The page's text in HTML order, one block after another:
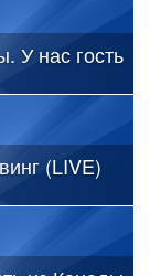
У нас гость
(LIVE)